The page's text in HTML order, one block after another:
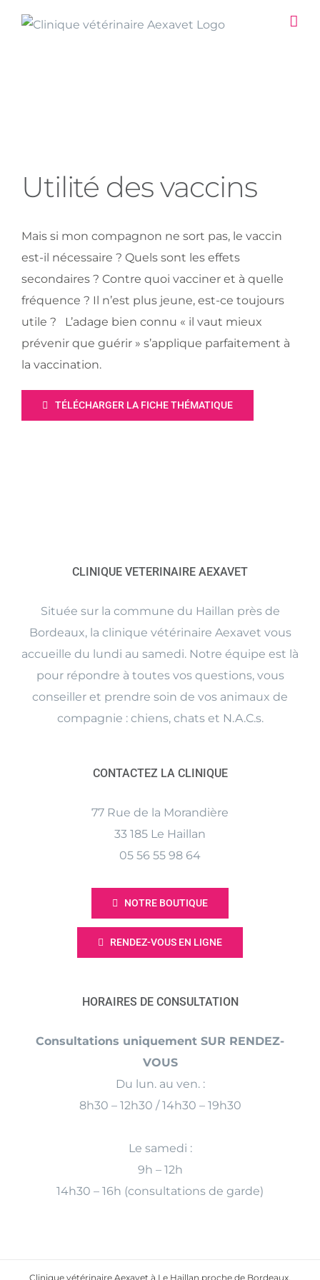
Larger
Image
Utilité des vaccins
Mais si mon compagnon ne sort pas, le vaccin
est-il nécessaire ? Quels sont les effets
secondaires ? Contre quoi vacciner et à quelle
fréquence ? Il n’est plus jeune, est-ce toujours
utile ? L’adage bien connu « il vaut mieux
prévenir que guérir » s’applique parfaitement à
la vaccination.
TÉLÉCHARGER LA FICHE THÉMATIQUE
CLINIQUE VETERINAIRE AEXAVET
Située sur la commune du Haillan près de
Bordeaux, la clinique vétérinaire Aexavet vous
accueille du lundi au samedi. Notre équipe est là
pour répondre à toutes vos questions, vous
conseiller et prendre soin de vos animaux de
compagnie : chiens, chats et N.A.C.s.
CONTACTEZ LA CLINIQUE
77 Rue de la Morandière
33 185 Le Haillan
05 56 55 98 64
NOTRE BOUTIQUE
RENDEZ-VOUS EN LIGNE
HORAIRES DE CONSULTATION
Consultations uniquement SUR RENDEZ-
VOUS
Du lun. au ven. :
8h30 – 12h30 / 14h30 – 19h30
Le samedi :
9h – 12h
14h30 – 16h (consultations de garde)
Clinique vétérinaire Aexavet à Le Haillan proche de Bordeaux,